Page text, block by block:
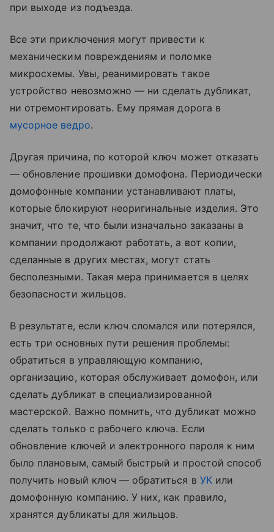
при выходе из подъезда.
Все эти приключения могут привести к
механическим повреждениям и поломке
микросхемы. Увы, реанимировать такое
устройство невозможно — ни сделать дубликат,
ни отремонтировать. Ему прямая дорога в
мусорное ведро.
Другая причина, по которой ключ может отказать
— обновление прошивки домофона. Периодически
домофонные компании устанавливают платы,
которые блокируют неоригинальные изделия. Это
значит, что те, что были изначально заказаны в
компании продолжают работать, а вот копии,
сделанные в других местах, могут стать
бесполезными. Такая мера принимается в целях
безопасности жильцов.
В результате, если ключ сломался или потерялся,
есть три основных пути решения проблемы:
обратиться в управляющую компанию,
организацию, которая обслуживает домофон, или
сделать дубликат в специализированной
мастерской. Важно помнить, что дубликат можно
сделать только с рабочего ключа. Если
обновление ключей и электронного пароля к ним
было плановым, самый быстрый и простой способ
получить новый ключ — обратиться в УКили
домофонную компанию. У них, как правило,
хранятся дубликаты для жильцов.